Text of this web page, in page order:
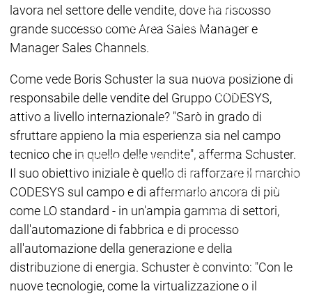
Engineering Engineering
AI-supported
Engineering
Professional
Application
Composer
CODESYS 4
CODESYS 4
RuntimeRuntime
Prodotti
Runtime
Control SL Control SL
Virtual Control SL Virtual
RedundancyRedundancy
Prodotti
Automation Server
Varianti di prodotto
lavora nel settore delle vendite, dove ha riscosso
grande successo come Area Sales Manager e
Manager Sales Channels.
Come vede Boris Schuster la sua nuova posizione di
responsabile delle vendite del Gruppo CODESYS,
attivo a livello internazionale? "Sarò in grado di
sfruttare appieno la mia esperienza sia nel campo
tecnico che in quello delle vendite", afferma Schuster.
Il suo obiettivo iniziale è quello di rafforzare il marchio
CODESYS sul campo e di affermarlo ancora di più
come LO standard - in un'ampia gamma di settori,
dall'automazione di fabbrica e di processo
all'automazione della generazione e della
distribuzione di energia. Schuster è convinto: "Con le
nuove tecnologie, come la virtualizzazione o il